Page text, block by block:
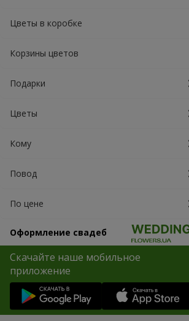
Цветы в коробке
Корзины цветов
Подарки
Цветы
Кому
Повод
По цене
Оформление свадеб
Скачайте наше мобильное
приложение